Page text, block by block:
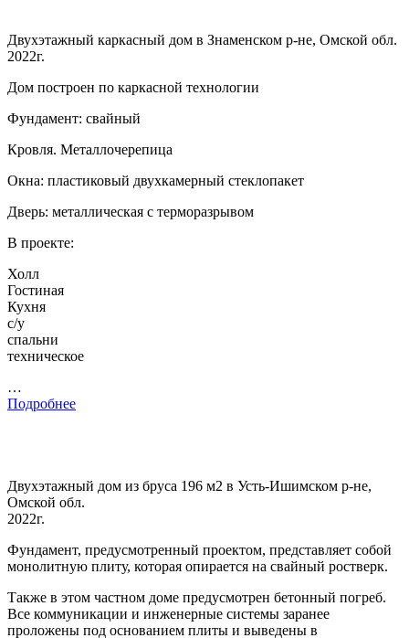
Двухэтажный каркасный дом в Знаменском р-не, Омской обл.
2022г.
Дом построен по каркасной технологии
Фундамент: свайный
Кровля. Металлочерепица
Окна: пластиковый двухкамерный стеклопакет
Дверь: металлическая с терморазрывом
В проекте:
Холл
Гостиная
Кухня
с/у
спальни
техническое
…
Подробнее
Двухэтажный дом из бруса 196 м2 в Усть-Ишимском р-не,
Омской обл.
2022г.
Фундамент, предусмотренный проектом, представляет собой
монолитную плиту, которая опирается на свайный ростверк.
Также в этом частном доме предусмотрен бетонный погреб.
Все коммуникации и инженерные системы заранее
проложены под основанием плиты и выведены в